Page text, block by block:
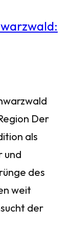
Der
als
und
des
weit
der